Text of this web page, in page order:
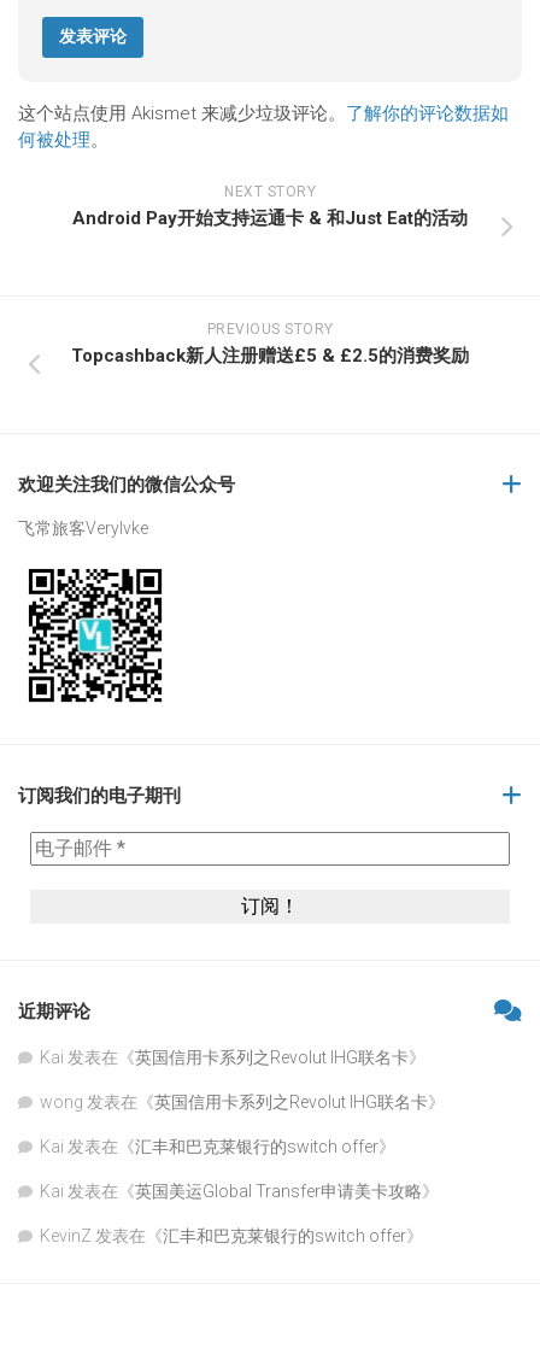
这个站点使用 Akismet 来减少垃圾评论。 了解你的评论数据如
何被处理。
NEXT STORY
Android Pay开始支持运通卡 & 和Just Eat的活动
PREVIOUS STORY
Topcashback新人注册赠送£5 & £2.5的消费奖励
欢迎关注我们的微信公众号
飞常旅客Verylvke
订阅我们的电子期刊
近期评论
Kai 发表在《英国信用卡系列之Revolut IHG联名卡》
wong 发表在《英国信用卡系列之Revolut IHG联名卡》
Kai 发表在《汇丰和巴克莱银行的switch offer》
Kai 发表在《英国美运Global Transfer申请美卡攻略》
KevinZ 发表在《汇丰和巴克莱银行的switch offer》